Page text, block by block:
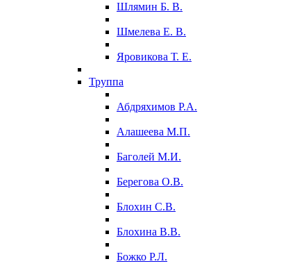
Шлямин Б. В.
Шмелева Е. В.
Яровикова Т. Е.
Труппа
Абдряхимов Р.А.
Алашеева М.П.
Баголей М.И.
Берегова О.В.
Блохин С.В.
Блохина В.В.
Божко Р.Л.